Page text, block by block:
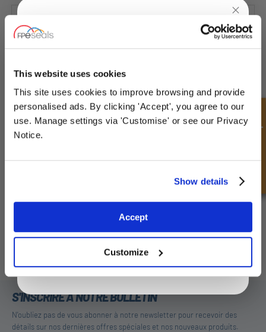
This website uses cookies
This site uses cookies to improve browsing and provide
personalised ads. By clicking 'Accept', you agree to our
use. Manage settings via 'Customise' or see our Privacy
Notice.
Show details
Accept
Customize
JIC Femelle Bouchon fileté
Métrique femelle bouchon
fileté
S'INSCRIRE À NOTRE BULLETIN
N'oubliez pas de vous abonner à notre newsletter pour recevoir des
détails sur nos dernières offres spéciales et nos nouveaux produits.
Demande rapide
UNLOCK10% OFF
YOURFIRST ORDER
Sign up for special offers and exclusive
deals
privacy policy.